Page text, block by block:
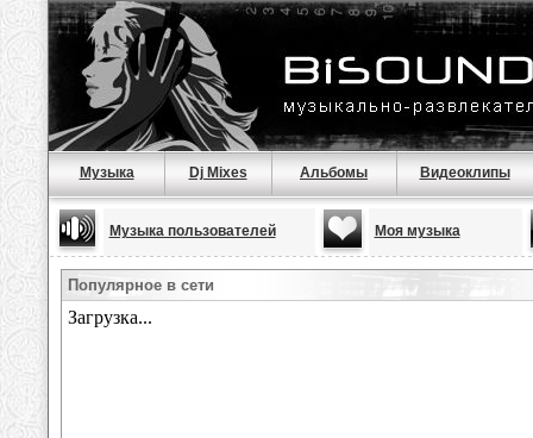
Музыка Dj Mixes Альбомы Видеоклипы
Музыка пользователей Моя музыка
Популярное в сети